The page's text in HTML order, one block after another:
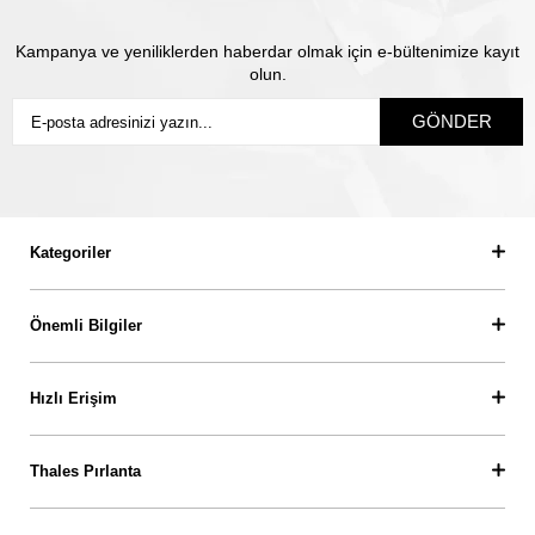
Kampanya ve yeniliklerden haberdar olmak için e-bültenimize kayıt
olun.
GÖNDER
Kategoriler
Önemli Bilgiler
Hızlı Erişim
Thales Pırlanta